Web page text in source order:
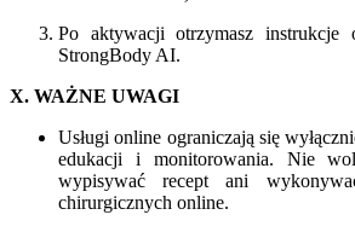
Po aktywacji otrzymasz instrukcje
StrongBody AI.
X. WAŻNE UWAGI
Usługi online ograniczają się
edukacji i monitorowania. Nie
wypisywać recept ani
chirurgicznych online.